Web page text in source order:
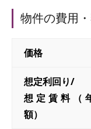
物件の費用
価格
想定利回り/
想定賃料（
額）